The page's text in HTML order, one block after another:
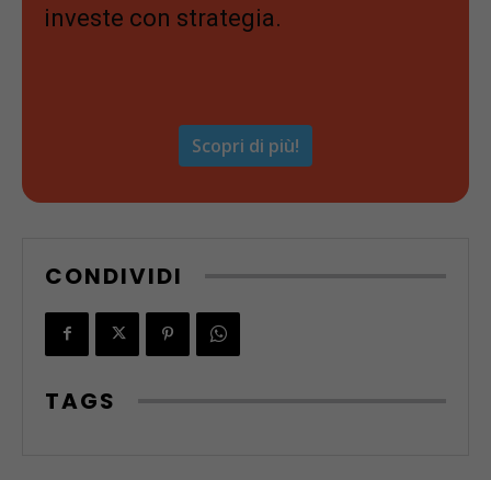
investe con strategia.
Scopri di più!
CONDIVIDI
TAGS